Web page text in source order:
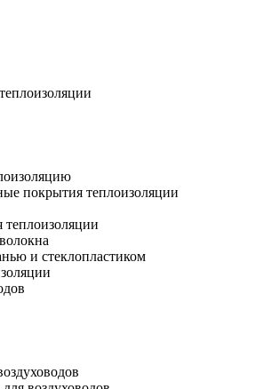
покрытия теплоизоляции
и стеклопластиком